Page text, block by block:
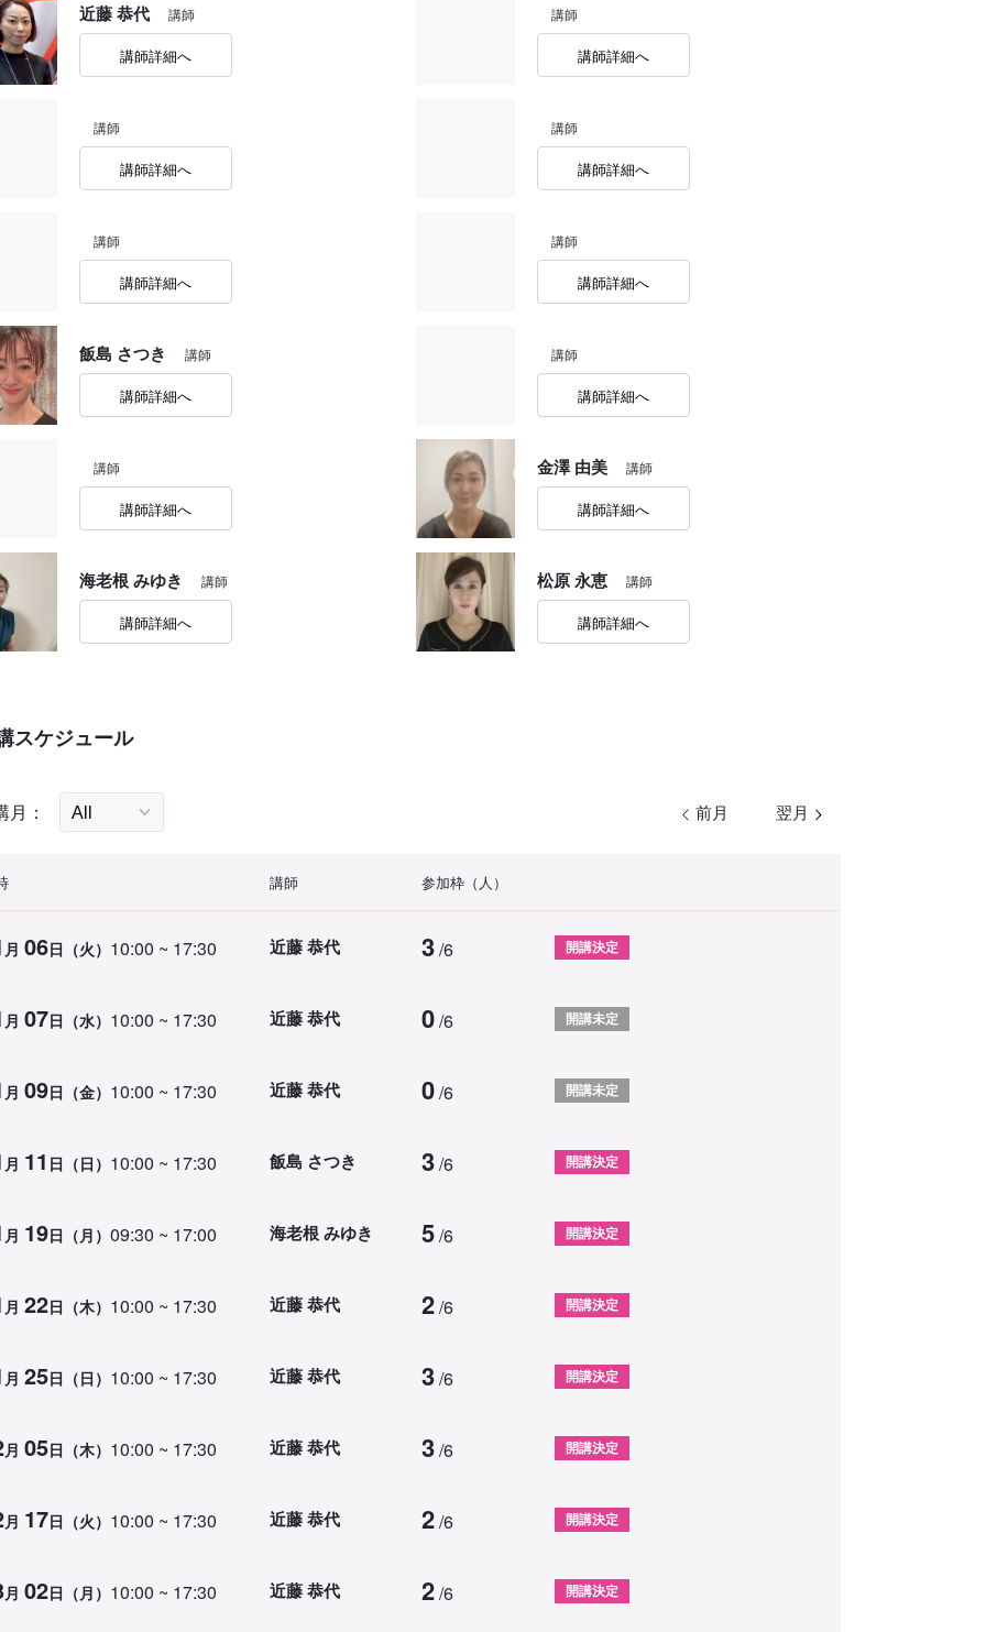
近藤 恭代 講師
講師詳細へ
講師
講師詳細へ
講師
講師詳細へ
講師
講師詳細へ
講師
講師詳細へ
講師
講師詳細へ
飯島 さつき 講師
講師詳細へ
講師
講師詳細へ
講師
講師詳細へ
金澤 由美 講師
講師詳細へ
海老根 みゆき 講師
講師詳細へ
松原 永恵 講師
講師詳細へ
スケジュール
月： 前月 翌月
講師 参加枠（人）
月 06日（火） 10:00 ~ 17:30 近藤 恭代 3/6 開講決定
月 07日（水） 10:00 ~ 17:30 近藤 恭代 0/6 開講未定
月 09日（金） 10:00 ~ 17:30 近藤 恭代 0/6 開講未定
月 11 日（日） 10:00 ~ 17:30 飯島 さつき 3/6 開講決定
月 19日（月） 09:30 ~ 17:00 海老根 みゆき 5/6 開講決定
月 22日（木） 10:00 ~ 17:30 近藤 恭代 2/6 開講決定
月 25日（日） 10:00 ~ 17:30 近藤 恭代 3/6 開講決定
月 05日（木） 10:00 ~ 17:30 近藤 恭代 3/6 開講決定
月 17日（火） 10:00 ~ 17:30 近藤 恭代 2/6 開講決定
月 02日（月） 10:00 ~ 17:30 近藤 恭代 2/6 開講決定